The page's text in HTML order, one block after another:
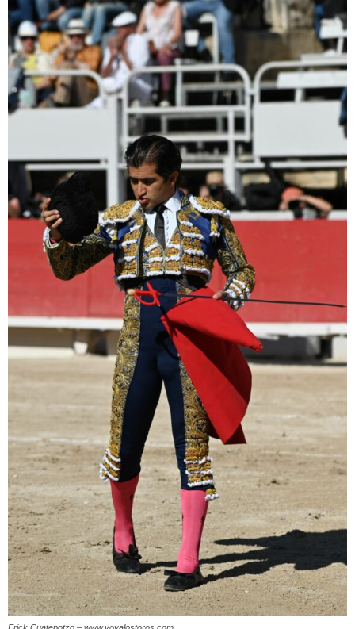
Erick Cuatepotzo – www.voyalostoros.com